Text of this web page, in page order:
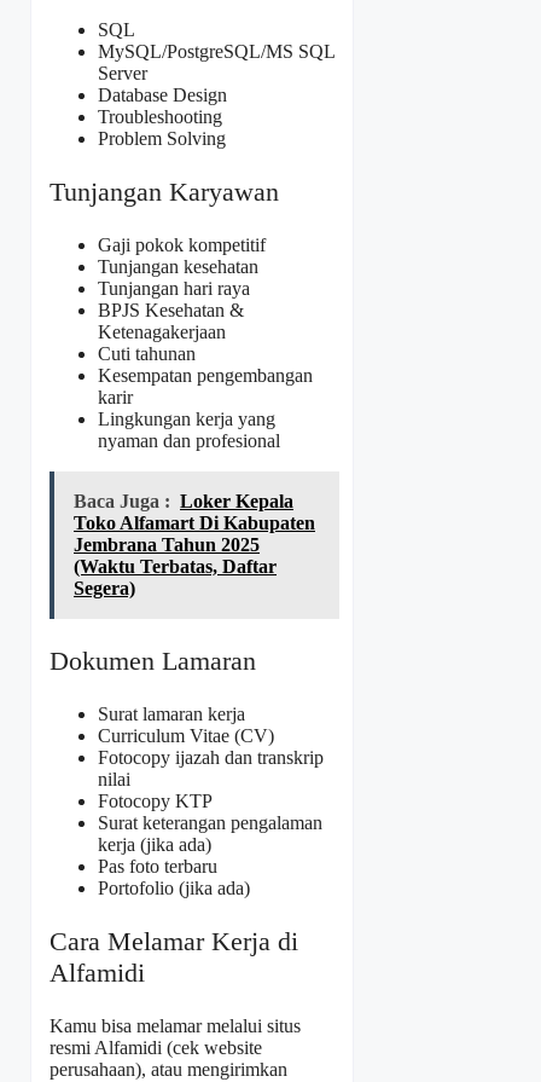
SQL
MySQL/PostgreSQL/MS SQL
Server
Database Design
Troubleshooting
Problem Solving
Tunjangan Karyawan
Gaji pokok kompetitif
Tunjangan kesehatan
Tunjangan hari raya
BPJS Kesehatan &
Ketenagakerjaan
Cuti tahunan
Kesempatan pengembangan
karir
Lingkungan kerja yang
nyaman dan profesional
Baca Juga : Loker Kepala
Toko Alfamart Di Kabupaten
Jembrana Tahun 2025
(Waktu Terbatas, Daftar
Segera)
Dokumen Lamaran
Surat lamaran kerja
Curriculum Vitae (CV)
Fotocopy ijazah dan transkrip
nilai
Fotocopy KTP
Surat keterangan pengalaman
kerja (jika ada)
Pas foto terbaru
Portofolio (jika ada)
Cara Melamar Kerja di
Alfamidi
Kamu bisa melamar melalui situs
resmi Alfamidi (cek website
perusahaan), atau mengirimkan